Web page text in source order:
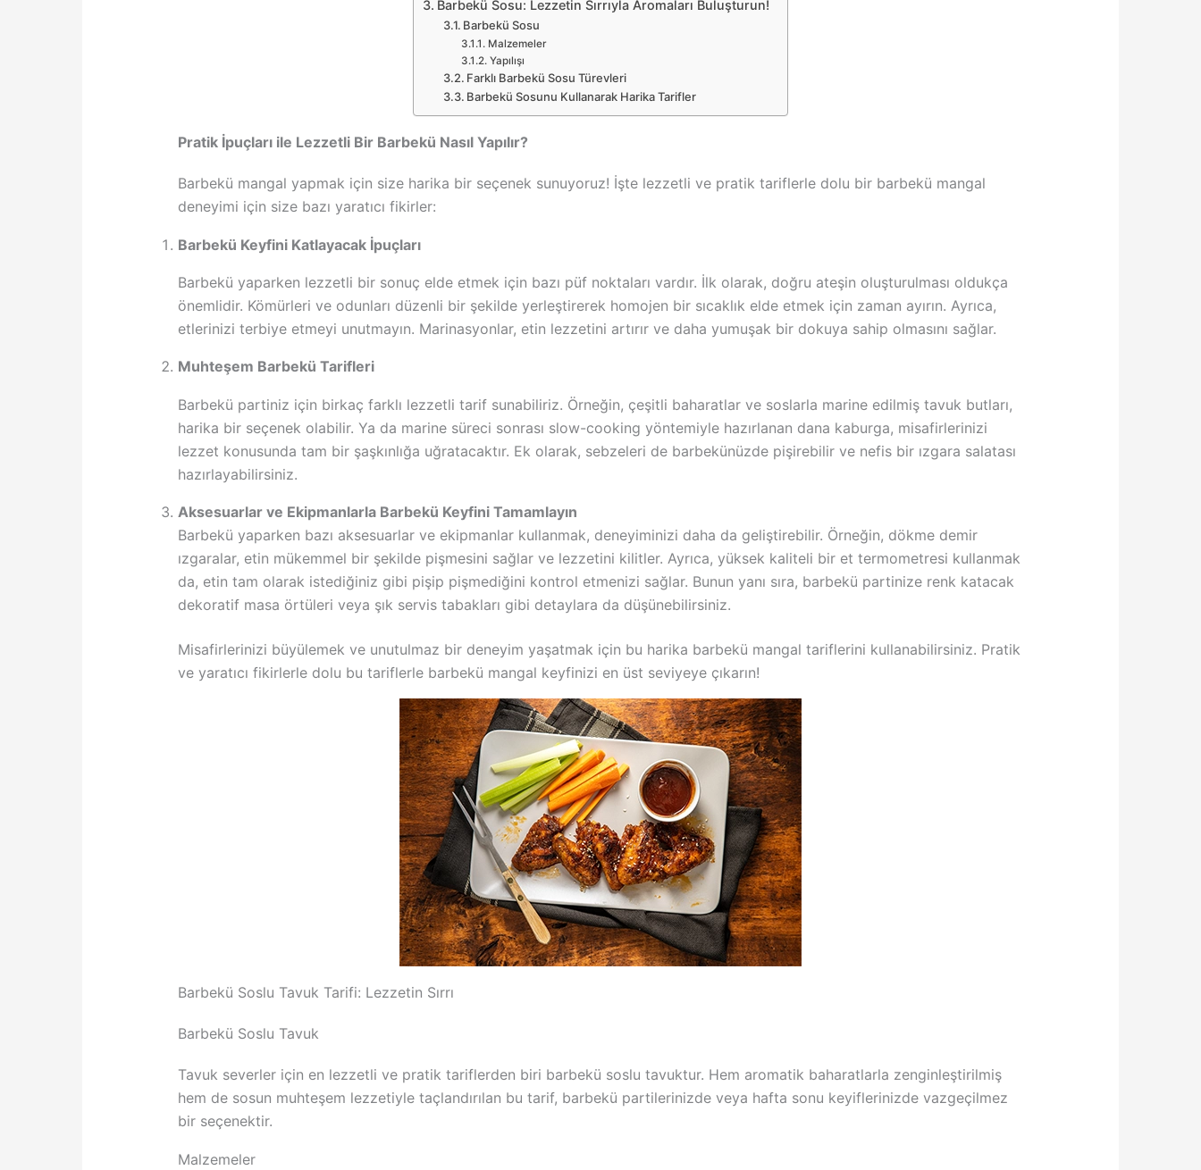
Barbekü Sosu: Lezzetin Sırrıyla Aromaları Buluşturun!
Barbekü Sosu
Malzemeler
Yapılışı
Farklı Barbekü Sosu Türevleri
Barbekü Sosunu Kullanarak Harika Tarifler
Pratik İpuçları ile Lezzetli Bir Barbekü Nasıl Yapılır?
Barbekü mangal yapmak için size harika bir seçenek sunuyoruz! İşte lezzetli ve pratik tariflerle dolu bir barbekü mangal
deneyimi için size bazı yaratıcı fikirler:
Barbekü Keyfini Katlayacak İpuçları
Barbekü yaparken lezzetli bir sonuç elde etmek için bazı püf noktaları vardır. İlk olarak, doğru ateşin oluşturulması oldukça
önemlidir. Kömürleri ve odunları düzenli bir şekilde yerleştirerek homojen bir sıcaklık elde etmek için zaman ayırın. Ayrıca,
etlerinizi terbiye etmeyi unutmayın. Marinasyonlar, etin lezzetini artırır ve daha yumuşak bir dokuya sahip olmasını sağlar.
Muhteşem Barbekü Tarifleri
Barbekü partiniz için birkaç farklı lezzetli tarif sunabiliriz. Örneğin, çeşitli baharatlar ve soslarla marine edilmiş tavuk butları,
harika bir seçenek olabilir. Ya da marine süreci sonrası slow-cooking yöntemiyle hazırlanan dana kaburga, misafirlerinizi
lezzet konusunda tam bir şaşkınlığa uğratacaktır. Ek olarak, sebzeleri de barbekünüzde pişirebilir ve nefis bir ızgara salatası
hazırlayabilirsiniz.
Aksesuarlar ve Ekipmanlarla Barbekü Keyfini Tamamlayın
Barbekü yaparken bazı aksesuarlar ve ekipmanlar kullanmak, deneyiminizi daha da geliştirebilir. Örneğin, dökme demir
ızgaralar, etin mükemmel bir şekilde pişmesini sağlar ve lezzetini kilitler. Ayrıca, yüksek kaliteli bir et termometresi kullanmak
da, etin tam olarak istediğiniz gibi pişip pişmediğini kontrol etmenizi sağlar. Bunun yanı sıra, barbekü partinize renk katacak
dekoratif masa örtüleri veya şık servis tabakları gibi detaylara da düşünebilirsiniz.
Misafirlerinizi büyülemek ve unutulmaz bir deneyim yaşatmak için bu harika barbekü mangal tariflerini kullanabilirsiniz. Pratik
ve yaratıcı fikirlerle dolu bu tariflerle barbekü mangal keyfinizi en üst seviyeye çıkarın!
Barbekü Soslu Tavuk Tarifi: Lezzetin Sırrı
Barbekü Soslu Tavuk
Tavuk severler için en lezzetli ve pratik tariflerden biri barbekü soslu tavuktur. Hem aromatik baharatlarla zenginleştirilmiş
hem de sosun muhteşem lezzetiyle taçlandırılan bu tarif, barbekü partilerinizde veya hafta sonu keyiflerinizde vazgeçilmez
bir seçenektir.
Malzemeler